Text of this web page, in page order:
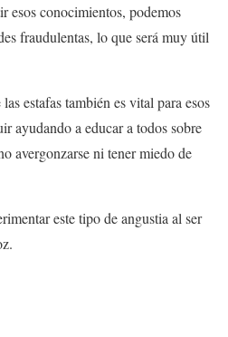
esos conocimientos, podemos
fraudulentas, lo que será muy útil
estafas también es vital para esos
ayudando a educar a todos sobre
avergonzarse ni tener miedo de
este tipo de angustia al ser